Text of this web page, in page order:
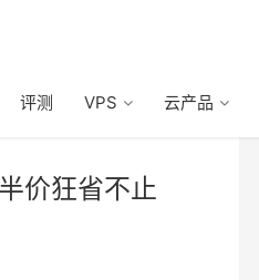
评测 VPS 云产品
价狂省不止